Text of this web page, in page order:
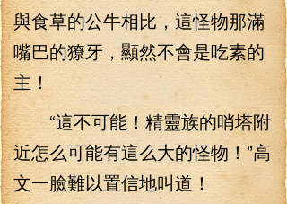
與食草的公牛相比，這怪物那滿
嘴巴的獠牙，顯然不會是吃素的
主！
“這不可能！精靈族的哨塔附
近怎么可能有這么大的怪物！”高
文一臉難以置信地叫道！